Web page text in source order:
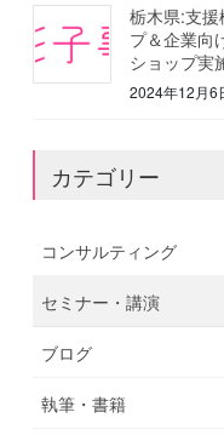
栃木県:支
プ＆企業向
ショップ実
2024年12月6
カテゴリー
コンサルティング
セミナー・講演
ブログ
執筆・書籍